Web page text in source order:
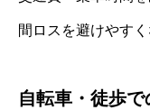
間ロスを避けやすく
自転車・徒歩